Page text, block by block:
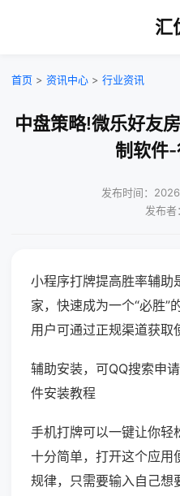
汇
首页 > 资讯中心 > 行业资讯
中盘策略!微乐好友
制软件
发布时间：
发布者
小程序打牌提高胜率辅助
家，快速成为一个“必胜”
用户可通过正规渠道获取
辅助安装，可QQ搜索申
件安装教程
手机打牌可以一键让你轻
十分简单，打开这个应用
规律，只需要输入自己想